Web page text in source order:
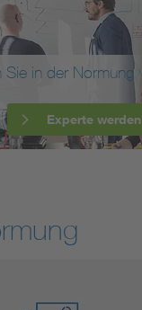
Sie in der Normung
Experte werden